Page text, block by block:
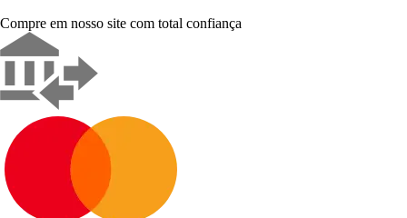
Compre em nosso site com total confiança